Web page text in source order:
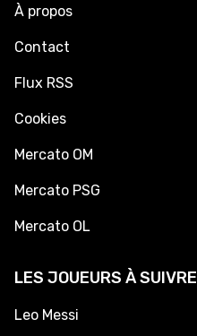
À propos
Contact
Flux RSS
Cookies
Mercato OM
Mercato PSG
Mercato OL
LES JOUEURS À SUIVRE
Leo Messi